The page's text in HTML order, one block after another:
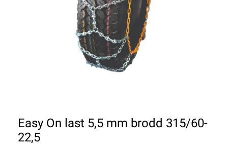
Easy On last 5,5 mm brodd 315/60-
22,5